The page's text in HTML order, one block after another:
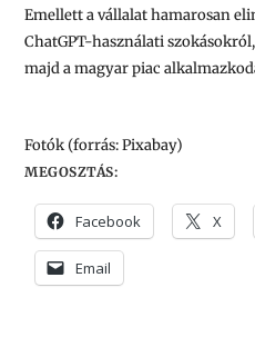
Emellett a vállalat hamarosan
ChatGPT-használati
majd a magyar piac
Fotók (forrás: Pixabay)
MEGOSZTÁS:
Facebook X
Email